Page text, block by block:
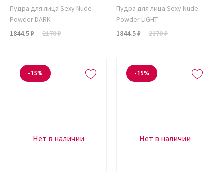
Пудра для лица Sexy Nude
Powder DARK
1844.5 ₽
2170 ₽
Пудра для лица Sexy Nude
Powder LIGHT
1844.5 ₽
2170 ₽
Нет в наличии
-15%
Нет в наличии
-15%